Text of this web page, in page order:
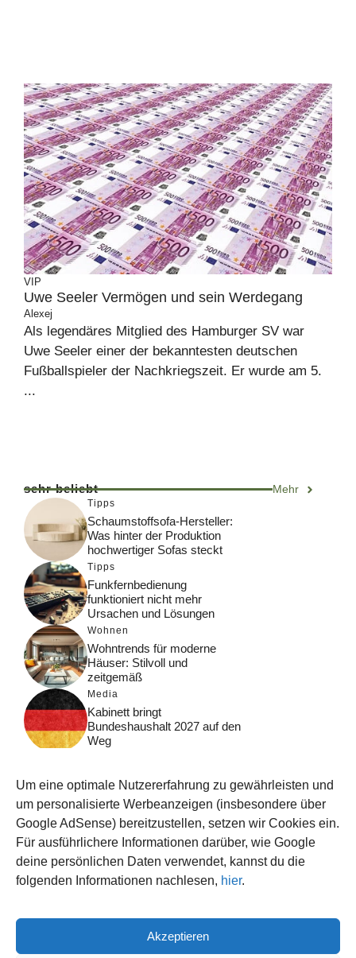
Um eine optimale Nutzererfahrung zu gewährleisten und
um personalisierte Werbeanzeigen (insbesondere über
Google AdSense) bereitzustellen, setzen wir Cookies ein.
Für ausführlichere Informationen darüber, wie Google
deine persönlichen Daten verwendet, kannst du die
folgenden Informationen nachlesen, hier.
Akzeptieren
VIP
Uwe Seeler Vermögen und sein Werdegang
Alexej
Als legendäres Mitglied des Hamburger SV war
Uwe Seeler einer der bekanntesten deutschen
Fußballspieler der Nachkriegszeit. Er wurde am 5.
...
sehr beliebt Mehr
Tipps
Schaumstoffsofa-Hersteller:
Was hinter der Produktion
hochwertiger Sofas steckt
Tipps
Funkfernbedienung
funktioniert nicht mehr
Ursachen und Lösungen
Wohnen
Wohntrends für moderne
Häuser: Stilvoll und
zeitgemäß
Media
Kabinett bringt
Bundeshaushalt 2027 auf den
Weg
Funktionsweise, Prozesse
und Rankinglogik
Computer
Wieso habe ich im moment
kein Internet?
© 2026 WISSEN123.DE